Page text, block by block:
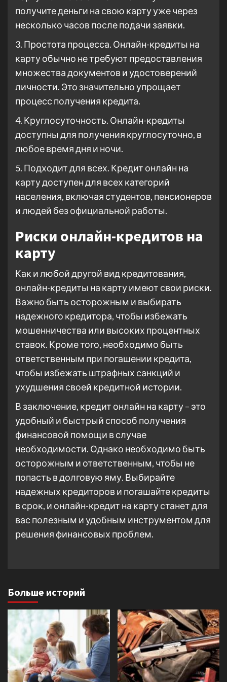
получите деньги на свою карту уже через
несколько часов после подачи заявки.
3. Простота процесса. Онлайн-кредиты на
карту обычно не требуют предоставления
множества документов и удостоверений
личности. Это значительно упрощает
процесс получения кредита.
4. Круглосуточность. Онлайн-кредиты
доступны для получения круглосуточно, в
любое время дня и ночи.
5. Подходит для всех. Кредит онлайн на
карту доступен для всех категорий
населения, включая студентов, пенсионеров
и людей без официальной работы.
Риски онлайн-кредитов на
карту
Как и любой другой вид кредитования,
онлайн-кредиты на карту имеют свои риски.
Важно быть осторожным и выбирать
надежного кредитора, чтобы избежать
мошенничества или высоких процентных
ставок. Кроме того, необходимо быть
ответственным при погашении кредита,
чтобы избежать штрафных санкций и
ухудшения своей кредитной истории.
В заключение, кредит онлайн на карту – это
удобный и быстрый способ получения
финансовой помощи в случае
необходимости. Однако необходимо быть
осторожным и ответственным, чтобы не
попасть в долговую яму. Выбирайте
надежных кредиторов и погашайте кредиты
в срок, и онлайн-кредит на карту станет для
вас полезным и удобным инструментом для
решения финансовых проблем.
Больше историй